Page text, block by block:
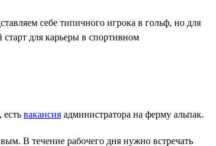
себе типичного игрока в гольф, но для
для карьеры в спортивном
вакансия администратора на ферму альпак.
В течение рабочего дня нужно встречать